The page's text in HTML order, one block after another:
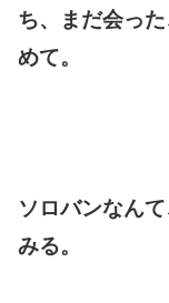
ち、まだ会っ
めて。
ソロバンなん
みる。